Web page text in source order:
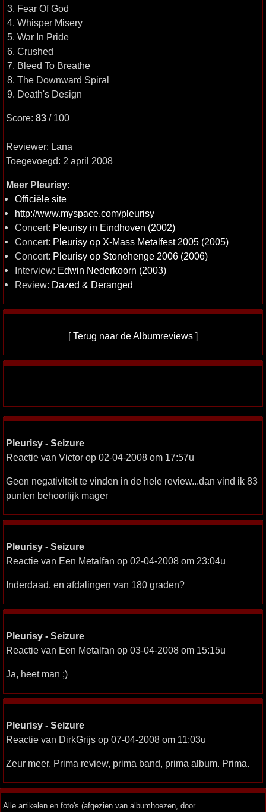
3. Fear Of God
4. Whisper Misery
5. War In Pride
6. Crushed
7. Bleed To Breathe
8. The Downward Spiral
9. Death's Design
Score: 83 / 100
Reviewer: Lana
Toegevoegd: 2 april 2008
Meer Pleurisy:
Officiële site
http://www.myspace.com/pleurisy
Concert: Pleurisy in Eindhoven (2002)
Concert: Pleurisy op X-Mass Metalfest 2005 (2005)
Concert: Pleurisy op Stonehenge 2006 (2006)
Interview: Edwin Nederkoorn (2003)
Review: Dazed & Deranged
[Terug naar de Albumreviews ]
Pleurisy - Seizure
Reactie van Victor op 02-04-2008 om 17:57u
Geen negativiteit te vinden in de hele review...dan vind ik 83
punten behoorlijk mager
Pleurisy - Seizure
Reactie van Een Metalfan op 02-04-2008 om 23:04u
Inderdaad, en afdalingen van 180 graden?
Pleurisy - Seizure
Reactie van Een Metalfan op 03-04-2008 om 15:15u
Ja, heet man ;)
Pleurisy - Seizure
Reactie van DirkGrijs op 07-04-2008 om 11:03u
Zeur meer. Prima review, prima band, prima album. Prima.
Alle artikelen en foto's (afgezien van albumhoezen, door